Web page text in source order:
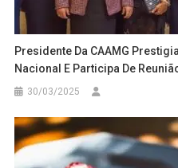
Presidente Da CAAMG
Nacional E Participa De
30/03/2025